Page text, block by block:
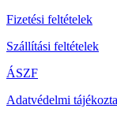
Fizetési feltételek
Szállítási feltételek
ÁSZF
Adatvédelmi